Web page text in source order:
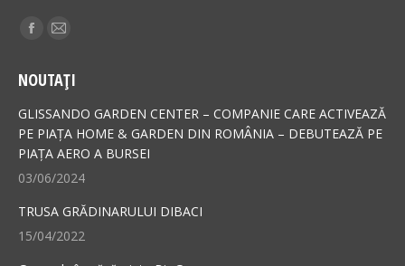
Find us on:
Facebook
opens
in
new
window
Mail
opens
in
new
window
NOUTAȚI
GLISSANDO GARDEN CENTER – COMPANIE CARE ACTIVEAZĂ
PE PIAȚA HOME & GARDEN DIN ROMÂNIA – DEBUTEAZĂ PE
PIAȚA AERO A BURSEI
03/06/2024
TRUSA GRĂDINARULUI DIBACI
15/04/2022